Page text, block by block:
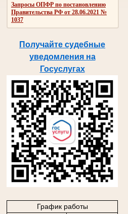
Запросы ОПФР по постановлению
Правительства РФ от 28.06.2021 №
1037
Получайте судебные
уведомления на
Госуслугах
График работы